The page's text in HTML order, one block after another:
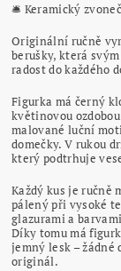
🛎️ Keramický
Originální ručně
berušky, která
radost do každého
Figurka má černý
květinovou
malované luční
domečky. V rukou
který podtrhuje
Každý kus je ručně
pálený při vysoké
glazurami a
Díky tomu má
jemný lesk – žádné
originál.